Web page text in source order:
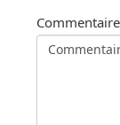
Commentaire